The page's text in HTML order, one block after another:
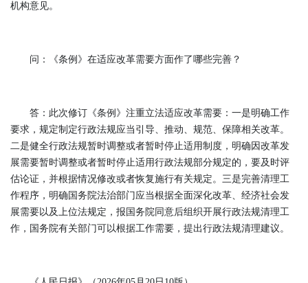
机构意见。
问：《条例》在适应改革需要方面作了哪些完善？
答：此次修订《条例》注重立法适应改革需要：一是明确工作
要求，规定制定行政法规应当引导、推动、规范、保障相关改革。
二是健全行政法规暂时调整或者暂时停止适用制度，明确因改革发
展需要暂时调整或者暂时停止适用行政法规部分规定的，要及时评
估论证，并根据情况修改或者恢复施行有关规定。三是完善清理工
作程序，明确国务院法治部门应当根据全面深化改革、经济社会发
展需要以及上位法规定，报国务院同意后组织开展行政法规清理工
作，国务院有关部门可以根据工作需要，提出行政法规清理建议。